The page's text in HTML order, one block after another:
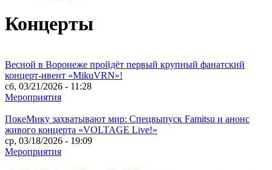
Концерты
Весной в Воронеже пройдёт первый крупный фанатский
концерт-ивент «MikuVRN»!
сб, 03/21/2026 - 11:28
Мероприятия
ПокеМику захватывают мир: Спецвыпуск Famitsu и анонс
живого концерта «VOLTAGE Live!»
ср, 03/18/2026 - 19:09
Мероприятия